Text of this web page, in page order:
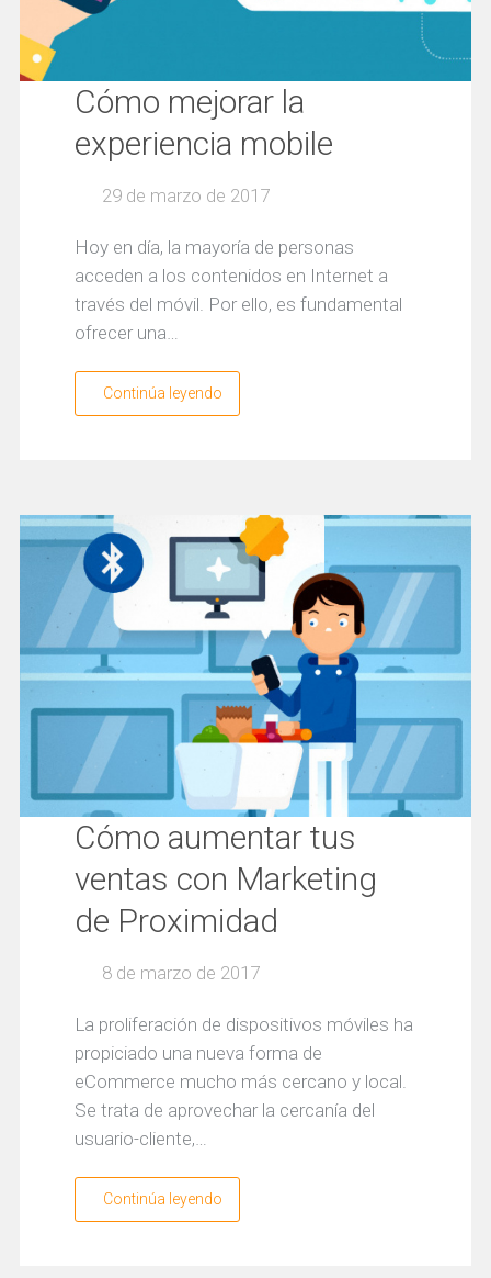
Cómo mejorar la
experiencia mobile
29 de marzo de 2017
Hoy en día, la mayoría de personas
acceden a los contenidos en Internet a
través del móvil. Por ello, es fundamental
ofrecer una…
Continúa leyendo
Cómo aumentar tus
ventas con Marketing
de Proximidad
8 de marzo de 2017
La proliferación de dispositivos móviles ha
propiciado una nueva forma de
eCommerce mucho más cercano y local.
Se trata de aprovechar la cercanía del
usuario-cliente,…
Continúa leyendo